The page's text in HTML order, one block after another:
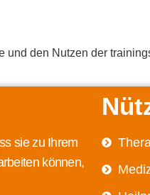
den Nutzen der
sie zu Ihrem
können,